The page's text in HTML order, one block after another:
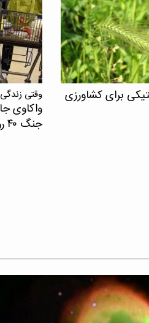
برای کشاورزی
وقتی
واکاوی
جنگ ۴۰ روزه